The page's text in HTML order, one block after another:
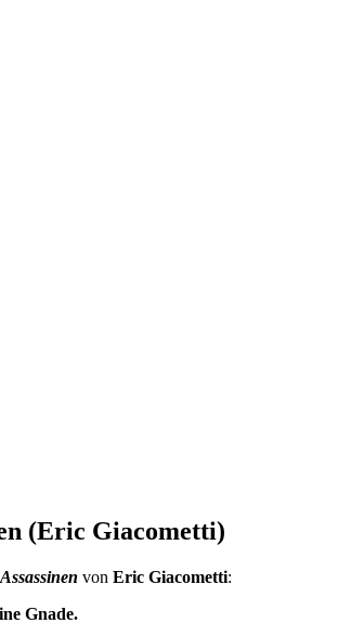
(Eric Giacometti)
von Eric Giacometti:
Gnade.